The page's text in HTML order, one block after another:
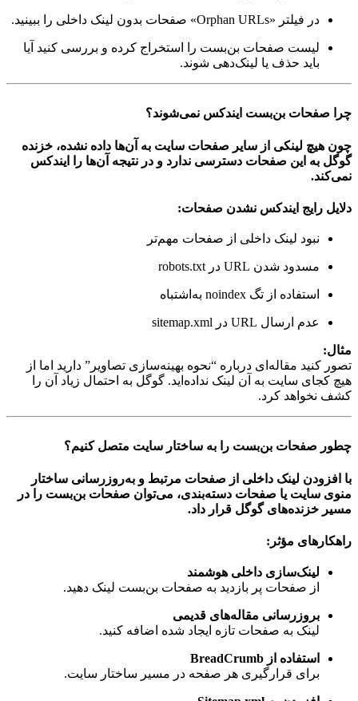
در فیلتر «Orphan URLs» صفحات بدون لینک داخلی را ببینید.
لیست صفحات بن‌بست را استخراج کرده و بررسی کنید آیا
باید حذف یا لینک‌دهی شوند.
چرا صفحات بن‌بست ایندکس نمی‌شوند؟
چون هیچ لینکی از سایر صفحات سایت به آن‌ها داده نشده، خزنده
گوگل به این صفحات دسترسی ندارد و در نتیجه آن‌ها را ایندکس
نمی‌کند.
دلایل رایج ایندکس نشدن صفحات:
نبود لینک داخلی از صفحات مهم‌تر
مسدود شدن URL در robots.txt
استفاده از تگ noindex به‌اشتباه
عدم ارسال URL در sitemap.xml
مثال:
تصور کنید مقاله‌ای درباره “نحوه بهینه‌سازی تصاویر” دارید اما از
هیچ کجای سایت به آن لینک نداده‌اید. گوگل به احتمال زیاد آن را
کشف نخواهد کرد.
چطور صفحات بن‌بست را به ساختار سایت متصل کنیم؟
با افزودن لینک داخلی از صفحات مرتبط و به‌روزرسانی ساختار
منوی سایت یا صفحات دسته‌بندی، می‌توان صفحات بن‌بست را در
مسیر خزنده‌های گوگل قرار داد.
راهکارهای مؤثر:
لینک‌سازی داخلی هوشمند
از صفحات پر بازدید به صفحات بن‌بست لینک دهید.
بروزرسانی مقاله‌های قدیمی
لینک به صفحات تازه ایجاد شده اضافه کنید.
استفاده از BreadCrumb
برای قرارگیری هر صفحه در مسیر ساختار سایت.